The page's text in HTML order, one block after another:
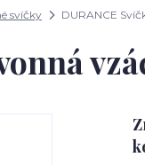
svíčky DURANCE